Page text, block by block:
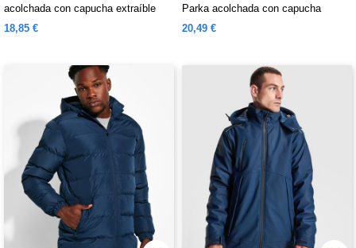
acolchada con capucha extraíble
con ajustadores elásticos
18,85 €
Parka acolchada con capucha
extraíble con ajustadores elásticos
20,49 €